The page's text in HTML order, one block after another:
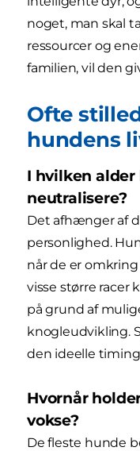
noget, man skal
ressourcer og
familien, vil den
Ofte
hundens
I hvilken
neutralisere?
Det afhænger af
personlighed.
når de er
visse større racer
på grund af
knogleudvikling.
den ideelle
Hvornår
vokse?
De fleste hunde